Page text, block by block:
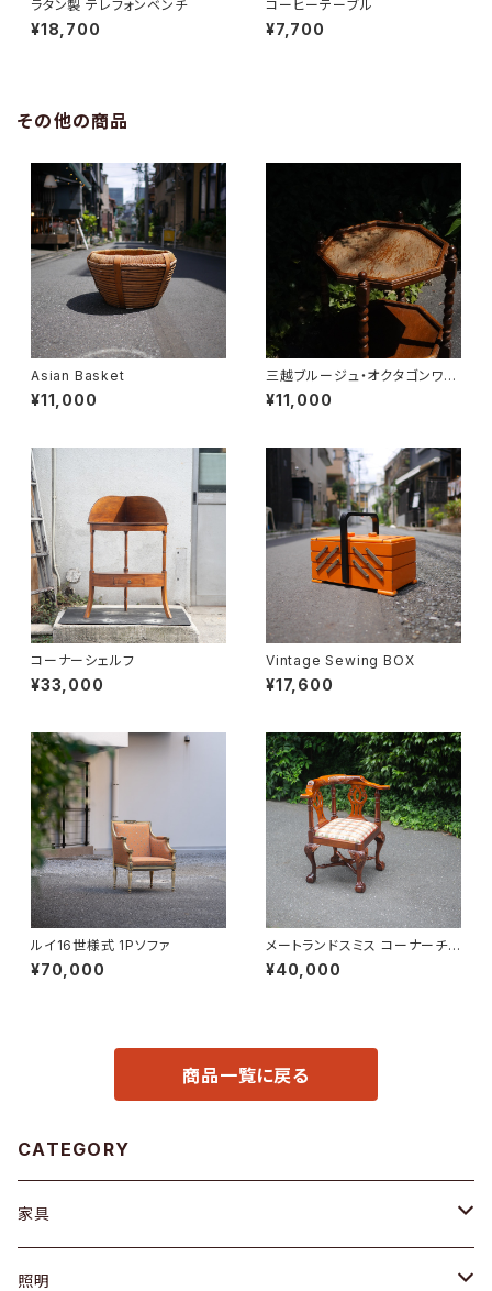
ラタン製 テレフォンベンチ
¥18,700
コーヒーテーブル
¥7,700
その他の商品
Asian Basket
¥11,000
三越ブルージュ・オクタゴンワゴ
ン
¥11,000
コーナーシェルフ
¥33,000
Vintage Sewing BOX
¥17,600
ルイ16世様式 1Pソファ
¥70,000
メートランドスミス コーナーチェ
ア
¥40,000
商品一覧に戻る
CATEGORY
家具
ソファ / ベンチ
照明